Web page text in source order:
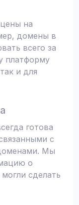
на
домены в
всего за
платформу
и для
готова
с
Мы
о
сделать